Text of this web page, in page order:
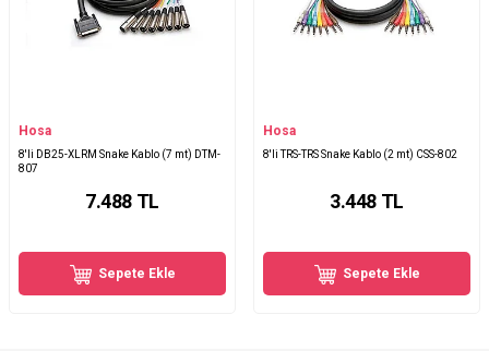
Hosa
8'li DB25-XLRM Snake Kablo (7 mt) DTM-
807
7.488 TL
Sepete Ekle
Hosa
8'li TRS-TRS Snake Kablo (2 mt) CSS-802
3.448 TL
Sepete Ekle